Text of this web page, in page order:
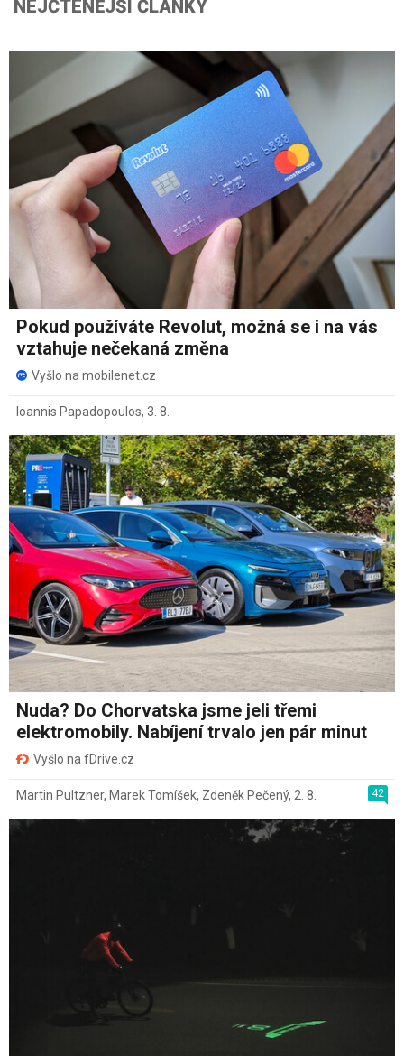
NEJČTENĚJŠÍ ČLÁNKY
Pokud používáte Revolut, možná se i na vás
vztahuje nečekaná změna
Vyšlo na mobilenet.cz
Ioannis Papadopoulos, 3. 8.
Nuda? Do Chorvatska jsme jeli třemi
elektromobily. Nabíjení trvalo jen pár minut
Vyšlo na fDrive.cz
42
Martin Pultzner, Marek Tomíšek, Zdeněk Pečený, 2. 8.